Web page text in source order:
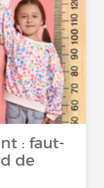
: faut-
de